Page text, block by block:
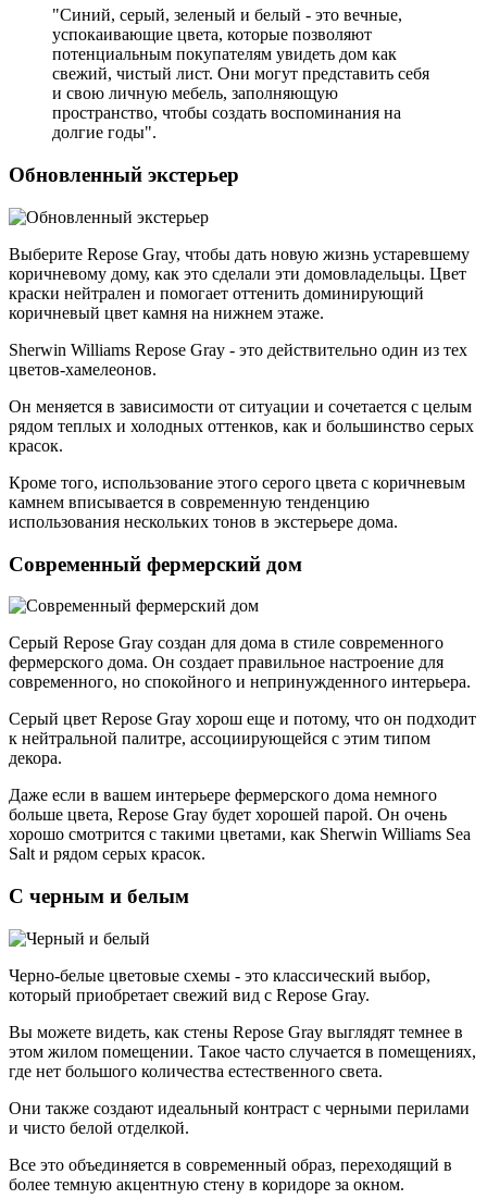
"Синий, серый, зеленый и белый - это вечные,
успокаивающие цвета, которые позволяют
потенциальным покупателям увидеть дом как
свежий, чистый лист. Они могут представить себя
и свою личную мебель, заполняющую
пространство, чтобы создать воспоминания на
долгие годы".
Обновленный экстерьер
Выберите Repose Gray, чтобы дать новую жизнь устаревшему
коричневому дому, как это сделали эти домовладельцы. Цвет
краски нейтрален и помогает оттенить доминирующий
коричневый цвет камня на нижнем этаже.
Sherwin Williams Repose Gray - это действительно один из тех
цветов-хамелеонов.
Он меняется в зависимости от ситуации и сочетается с целым
рядом теплых и холодных оттенков, как и большинство серых
красок.
Кроме того, использование этого серого цвета с коричневым
камнем вписывается в современную тенденцию
использования нескольких тонов в экстерьере дома.
Современный фермерский дом
Серый Repose Gray создан для дома в стиле современного
фермерского дома. Он создает правильное настроение для
современного, но спокойного и непринужденного интерьера.
Серый цвет Repose Gray хорош еще и потому, что он подходит
к нейтральной палитре, ассоциирующейся с этим типом
декора.
Даже если в вашем интерьере фермерского дома немного
больше цвета, Repose Gray будет хорошей парой. Он очень
хорошо смотрится с такими цветами, как Sherwin Williams Sea
Salt и рядом серых красок.
С черным и белым
Черно-белые цветовые схемы - это классический выбор,
который приобретает свежий вид с Repose Gray.
Вы можете видеть, как стены Repose Gray выглядят темнее в
этом жилом помещении. Такое часто случается в помещениях,
где нет большого количества естественного света.
Они также создают идеальный контраст с черными перилами
и чисто белой отделкой.
Все это объединяется в современный образ, переходящий в
более темную акцентную стену в коридоре за окном.